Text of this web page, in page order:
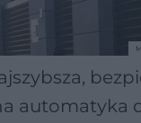
automatyka